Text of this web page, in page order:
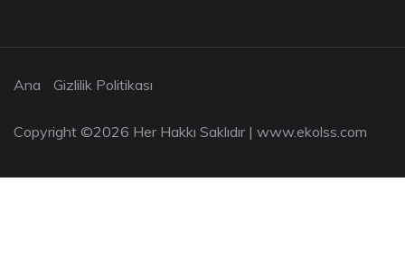
Ana Gizlilik Politikası
Copyright ©2026 Her Hakkı Saklıdır | www.ekolss.com